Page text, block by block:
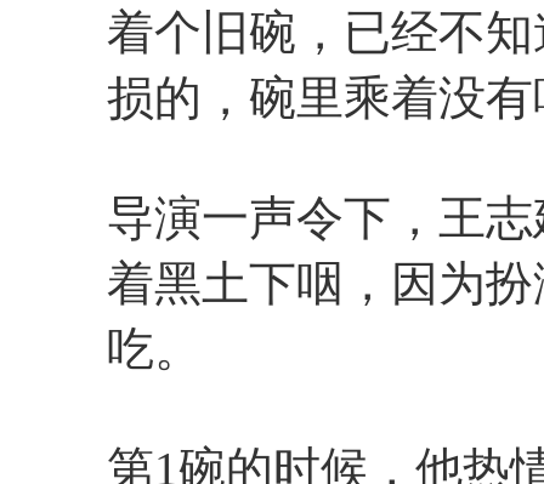
着个旧碗，已经不
损的，碗里乘着没
导演一声令下，王
着黑土下咽，因为
吃。
第1碗的时候，他热